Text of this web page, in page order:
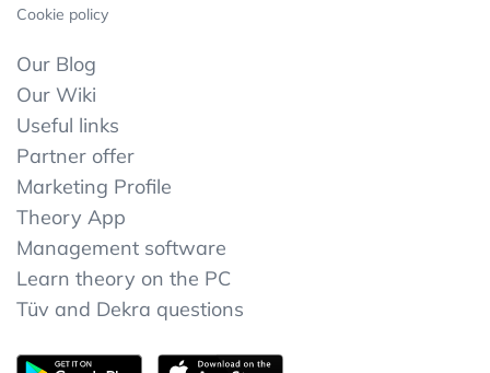
Cookie policy
Our Blog
Our Wiki
Useful links
Partner offer
Marketing Profile
Theory App
Management software
Learn theory on the PC
Tüv and Dekra questions